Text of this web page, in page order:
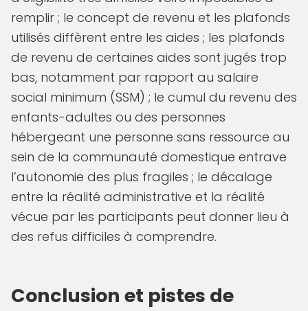
remplir ; le concept de revenu et les plafonds
utilisés diffèrent entre les aides ; les plafonds
de revenu de certaines aides sont jugés trop
bas, notamment par rapport au salaire
social minimum (SSM) ; le cumul du revenu des
enfants-adultes ou des personnes
hébergeant une personne sans ressource au
sein de la communauté domestique entrave
l’autonomie des plus fragiles ; le décalage
entre la réalité administrative et la réalité
vécue par les participants peut donner lieu à
des refus difficiles à comprendre.
Conclusion et pistes de